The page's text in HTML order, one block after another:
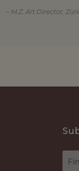
– M.Z. Art Director,